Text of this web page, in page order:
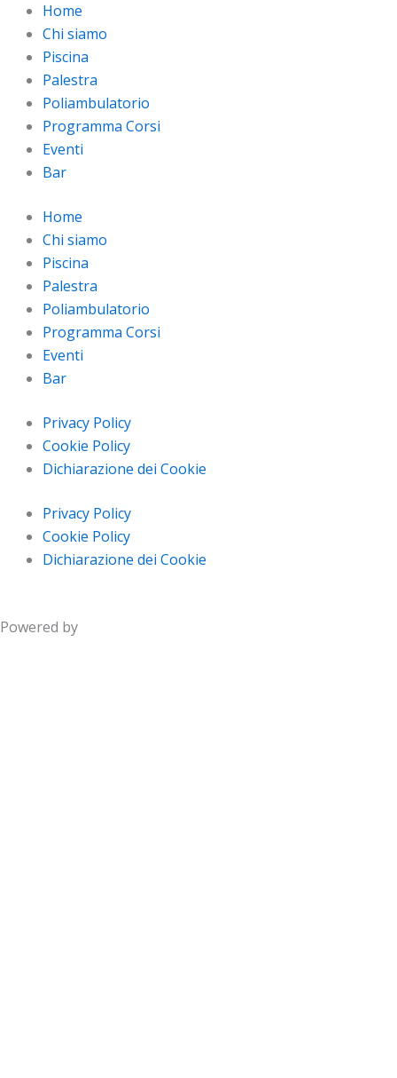
Home
Chi siamo
Piscina
Palestra
Poliambulatorio
Programma Corsi
Eventi
Bar
Home
Chi siamo
Piscina
Palestra
Poliambulatorio
Programma Corsi
Eventi
Bar
Privacy Policy
Cookie Policy
Dichiarazione dei Cookie
Privacy Policy
Cookie Policy
Dichiarazione dei Cookie
Powered by